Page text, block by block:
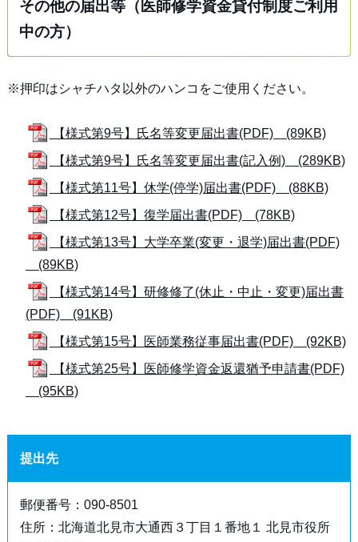
その他の届出等（医師修学資金貸付制度ご利用
中の方）
※押印はシャチハタ以外のハンコをご使用ください。
【様式第9号】氏名等変更届出書(PDF) (89KB)
【様式第9号】氏名等変更届出書(記入例) (289KB)
【様式第11号】休学(停学)届出書(PDF) (88KB)
【様式第12号】復学届出書(PDF) (78KB)
【様式第13号】大学卒業(変更・退学)届出書(PDF)
(89KB)
【様式第14号】研修修了(休止・中止・変更)届出書
(PDF) (91KB)
【様式第15号】医師業務従事届出書(PDF) (92KB)
【様式第25号】医師修学資金返還猶予申請書(PDF)
(95KB)
提出先
郵便番号：090-8501
住所：北海道北見市大通西３丁目１番地１ 北見市役所